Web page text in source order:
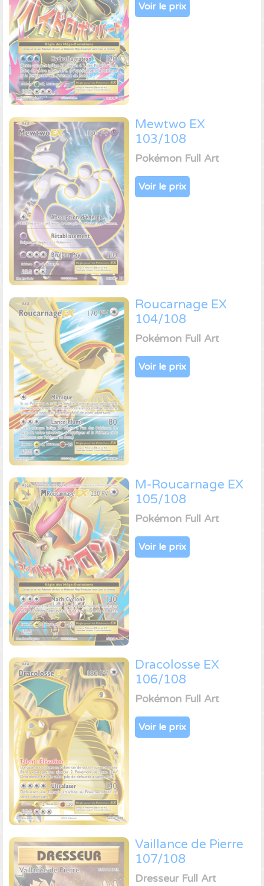
Voir le prix
Mewtwo EX
103/108
Pokémon Full Art
Voir le prix
Roucarnage EX
104/108
Pokémon Full Art
Voir le prix
M-Roucarnage EX
105/108
Pokémon Full Art
Voir le prix
Dracolosse EX
106/108
Pokémon Full Art
Voir le prix
Vaillance de Pierre
107/108
Dresseur Full Art